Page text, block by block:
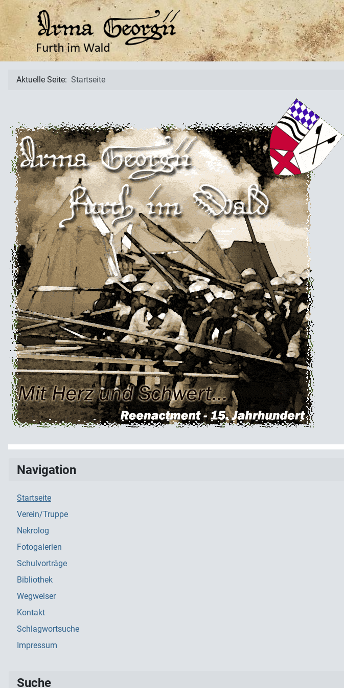
Aktuelle Seite: Startseite
Navigation
Startseite
Verein/Truppe
Nekrolog
Fotogalerien
Schulvorträge
Bibliothek
Wegweiser
Kontakt
Schlagwortsuche
Impressum
Suche